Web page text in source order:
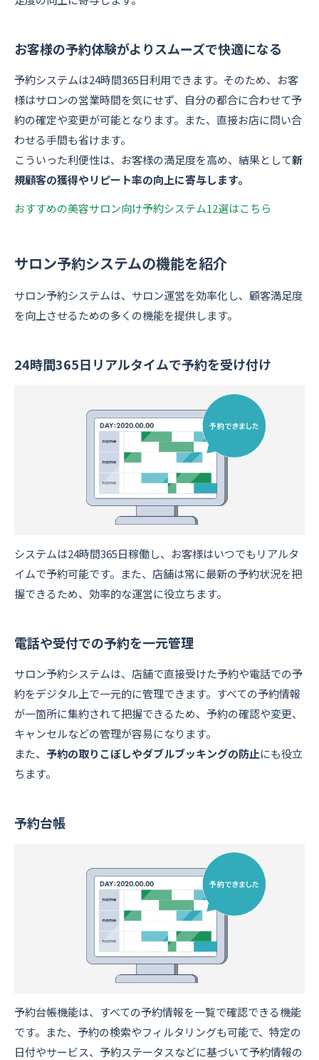
お客様の予約体験がよりスムーズで快適になる
予約システムは24時間365日利用できます。そのため、お客
様はサロンの営業時間を気にせず、自分の都合に合わせて予
約の確定や変更が可能となります。また、直接お店に問い合
わせる手間も省けます。
こういった利便性は、お客様の満足度を高め、結果として新
規顧客の獲得やリピート率の向上に寄与します。
おすすめの美容サロン向け予約システム12選はこちら
サロン予約システムの機能を紹介
サロン予約システムは、サロン運営を効率化し、顧客満足度
を向上させるための多くの機能を提供します。
24時間365日リアルタイムで予約を受け付け
システムは24時間365日稼働し、お客様はいつでもリアルタ
イムで予約可能です。また、店舗は常に最新の予約状況を把
握できるため、効率的な運営に役立ちます。
電話や受付での予約を一元管理
サロン予約システムは、店舗で直接受けた予約や電話での予
約をデジタル上で一元的に管理できます。すべての予約情報
が一箇所に集約されて把握できるため、予約の確認や変更、
キャンセルなどの管理が容易になります。
また、 予約の取りこぼしやダブルブッキングの防止にも役立
ちます。
予約台帳
予約台帳機能は、すべての予約情報を一覧で確認できる機能
です。また、予約の検索やフィルタリングも可能で、特定の
日付やサービス、予約ステータスなどに基づいて予約情報の